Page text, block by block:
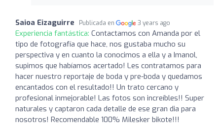
Saioa Eizaguirre Publicada en 3 years ago
Experiencia fantástica: Contactamos con Amanda por el
tipo de fotografía que hace, nos gustaba mucho su
perspectiva y en cuanto la conocimos a ella y a Imanol,
supimos que habíamos acertado! Les contratamos para
hacer nuestro reportaje de boda y pre-boda y quedamos
encantados con el resultado!! Un trato cercano y
profesional inmejorable! Las fotos son increíbles!! Super
naturales y captaron cada detalle de ese gran dia para
nosotros! Recomendable 100% Milesker bikote!!!